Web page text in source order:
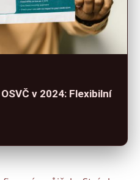
v 2024: Flexibilní